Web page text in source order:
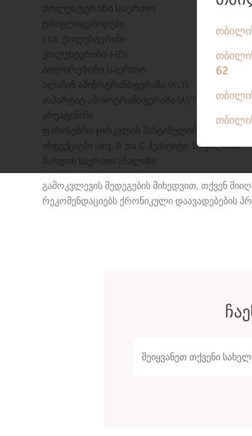
Ქოლესტერინი საერთო
ტრიგლიცერიდები
LDL ქოლესტერინი
ქოლესტერინი-HDL
Ბილირუბინი საერთო
ალანინ ამინოტრანსფერაზა (ALT)
ასპარტატ ამინოტრანსფერაზა (AST)
კრეატინინი
ფარისებრი ჯირკვლის მასტიმულირებელი
ინფექციები (აივ, B და C ჰეპატიტი, სიფილისი)
შარდის საერთო ანალიზი
გამოკვლევის შედეგების მიხედვით, თქვენ
რეკომენდაციებს ქრონიკული დაავადებების